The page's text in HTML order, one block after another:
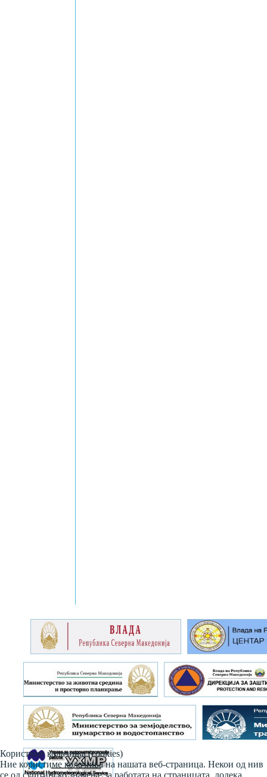
Користиме колачиња (cookies)
Ние користиме колачиња на нашата веб-страница. Некои од нив
се од суштинско значење за работата на страницата, додека